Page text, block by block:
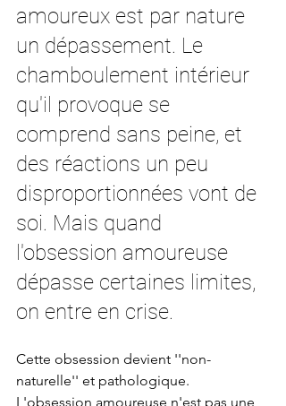
amoureux est par nature
un dépassement. Le
chamboulement intérieur
qu'il provoque se
comprend sans peine, et
des réactions un peu
disproportionnées vont de
soi. Mais quand
l'obsession amoureuse
dépasse certaines limites,
on entre en crise.
Cette obsession devient ''non-
naturelle'' et pathologique.
L'obsession amoureuse n'est pas une